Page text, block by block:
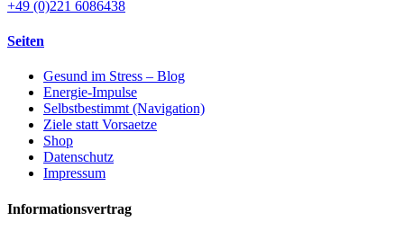
+49 (0)221 6086438
Seiten
Gesund im Stress – Blog
Energie-Impulse
Selbstbestimmt (Navigation)
Ziele statt Vorsaetze
Shop
Datenschutz
Impressum
Informationsvertrag